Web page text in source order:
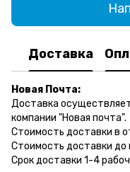
Доставка
Новая Почта:
Доставка
компании "Новая почта".
Стоимость доставки в
Стоимость доставки до
Срок доставки 1-4